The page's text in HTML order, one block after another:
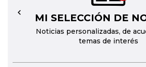
MI SELECCIÓN DE
Noticias personalizadas, de
temas de interés
←